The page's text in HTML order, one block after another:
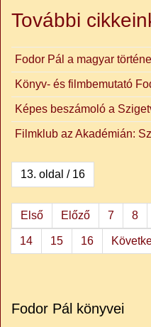
További
Fodor Pál a magyar
Könyv- és filmbemutató
Képes beszámoló a
Filmklub az Akadémián:
13. oldal / 16
Első Előző 7 8
14 15 16
Fodor Pál könyvei